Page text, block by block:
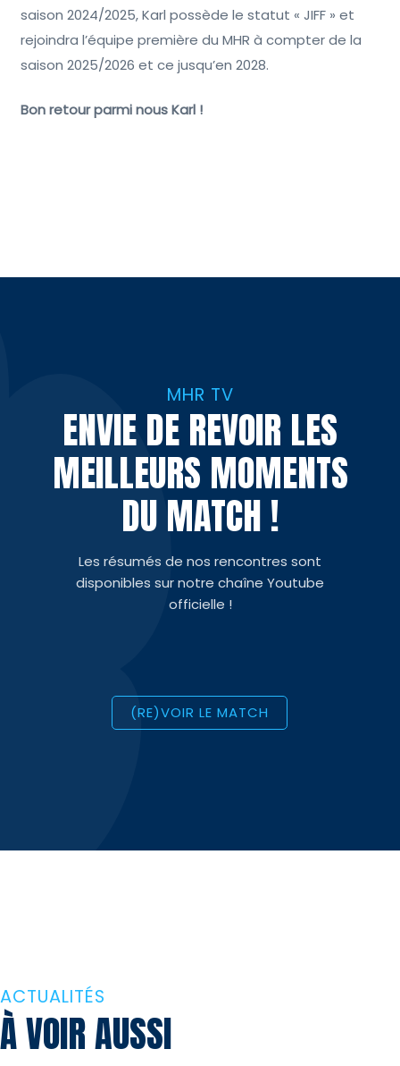
saison 2024/2025, Karl possède le statut « JIFF » et
rejoindra l’équipe première du MHR à compter de la
saison 2025/2026 et ce jusqu’en 2028.
Bon retour parmi nous Karl !
MHR TV
ENVIE DE REVOIR LES
MEILLEURS MOMENTS
DU MATCH !
Les résumés de nos rencontres sont
disponibles sur notre chaîne Youtube
officielle !
(RE)VOIR LE MATCH
ACTUALITÉS
À VOIR AUSSI